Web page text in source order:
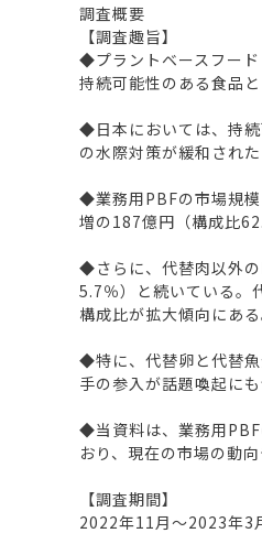
調査概要
【調査趣旨】
◆プラントベースフード
持続可能性のある食品
◆日本においては、持
の水際対策が緩和され
◆業務用PBFの市場規
増の187億円（構成比
◆さらに、代替肉以外
5.7％）と続いている。
構成比が拡大傾向にある
◆特に、代替卵と代替
手の参入が話題喚起に
◆当資料は、業務用PBF
おり、現在の市場の動
【調査期間】
2022年11月～2023年3